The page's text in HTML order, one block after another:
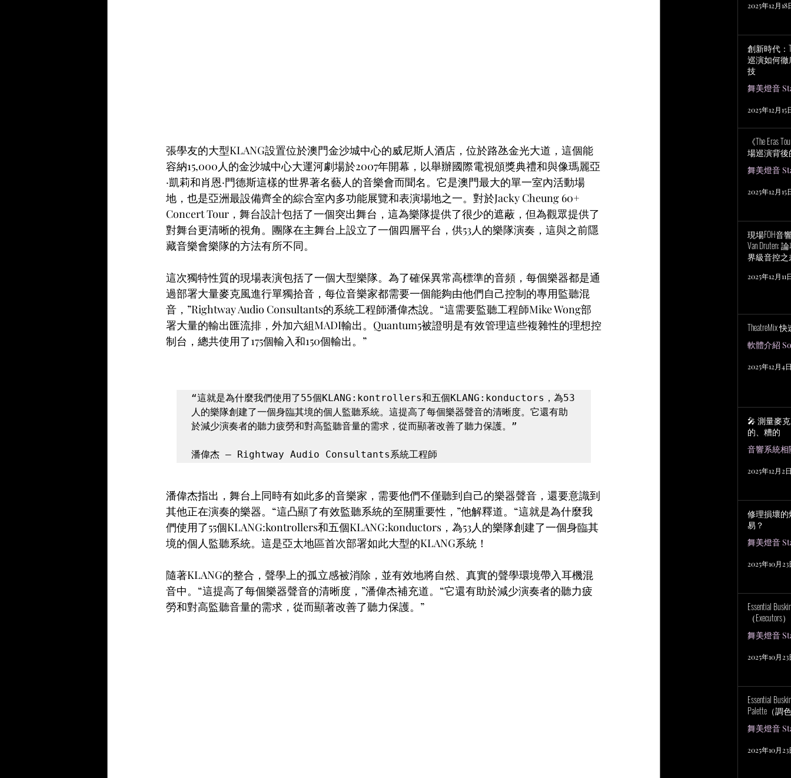
張學友的大型KLANG設置位於澳門金沙城中心的威尼斯人酒店，位於路氹金光大道，這個能
容納15,000人的金沙城中心大運河劇場於2007年開幕，以舉辦國際電視頒獎典禮和與像瑪麗亞
·凱莉和肖恩·門德斯這樣的世界著名藝人的音樂會而聞名。它是澳門最大的單一室內活動場
地，也是亞洲最設備齊全的綜合室內多功能展覽和表演場地之一。對於Jacky Cheung 60+
Concert Tour，舞台設計包括了一個突出舞台，這為樂隊提供了很少的遮蔽，但為觀眾提供了
對舞台更清晰的視角。團隊在主舞台上設立了一個四層平台，供53人的樂隊演奏，這與之前隱
藏音樂會樂隊的方法有所不同。
這次獨特性質的現場表演包括了一個大型樂隊。為了確保異常高標準的音頻，每個樂器都是通
過部署大量麥克風進行單獨拾音，每位音樂家都需要一個能夠由他們自己控制的專用監聽混
音，”Rightway Audio Consultants的系統工程師潘偉杰說。“這需要監聽工程師Mike Wong部
署大量的輸出匯流排，外加六組MADI輸出。Quantum5被證明是有效管理這些複雜性的理想控
制台，總共使用了175個輸入和150個輸出。”
“這就是為什麼我們使用了55個KLANG:kontrollers和五個KLANG:konductors，為53
人的樂隊創建了一個身臨其境的個人監聽系統。這提高了每個樂器聲音的清晰度。它還有助
於減少演奏者的聽力疲勞和對高監聽音量的需求，從而顯著改善了聽力保護。”
潘偉杰 – Rightway Audio Consultants系統工程師
潘偉杰指出，舞台上同時有如此多的音樂家，需要他們不僅聽到自己的樂器聲音，還要意識到
其他正在演奏的樂器。“這凸顯了有效監聽系統的至關重要性，”他解釋道。“這就是為什麼我
們使用了55個KLANG:kontrollers和五個KLANG:konductors，為53人的樂隊創建了一個身臨其
境的個人監聽系統。這是亞太地區首次部署如此大型的KLANG系統！
隨著KLANG的整合，聲學上的孤立感被消除，並有效地將自然、真實的聲學環境帶入耳機混
音中。“這提高了每個樂器聲音的清晰度，”潘偉杰補充道。“它還有助於減少演奏者的聽力疲
勞和對高監聽音量的需求，從而顯著改善了聽力保護。”
2025年12月18
創新時代：
巡演如何
技
舞美燈音
2025年12月15
《The Eras
場巡演背
舞美燈音
2025年12月15
現場FOH音
Van Druten:
界級音控之
2025年12月11
TheatreMix
軟體介紹
2025年12月4
🎤 測量麥
的、糟的
2025年12月2
修理損壞
易？
舞美燈音
2025年10月23
Essential
（Executors）
舞美燈音
2025年10月23
Essential
Palette（調
舞美燈音
2025年10月23